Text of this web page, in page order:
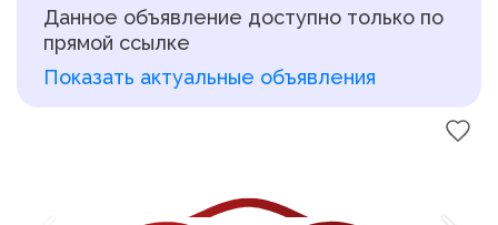
Данное объявление доступно только по
прямой ссылке
Показать актуальные объявления